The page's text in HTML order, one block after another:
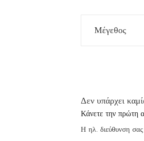
Μέγεθος
Δεν υπάρχει
Κάνετε την πρώτη
Η ηλ. διεύθυνση σας